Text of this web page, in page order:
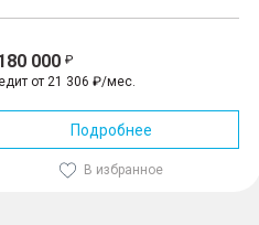
000
от 21 306 ₽/мес.
Подробнее
В избранное